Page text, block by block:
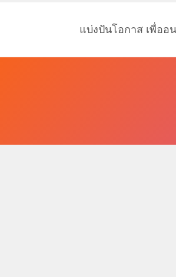
แบ่งปันโอกาส เพื่ออ